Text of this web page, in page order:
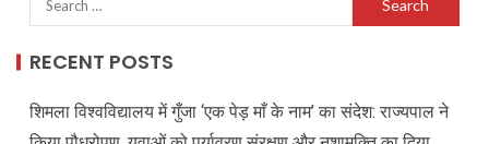
RECENT POSTS
शिमला विश्वविद्यालय में गुँजा ‘एक पेड़ माँ के नाम’ का संदेश: राज्यपाल ने